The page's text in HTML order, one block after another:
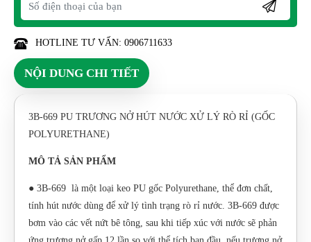
HOTLINE TƯ VẤN: 0906711633
NỘI DUNG CHI TIẾT
3B-669 PU TRƯƠNG NỞ HÚT NƯỚC XỬ LÝ RÒ RỈ (GỐC
POLYURETHANE)
MÔ TẢ SẢN PHẨM
● 3B-669 là một loại keo PU gốc Polyurethane, thể đơn chất,
tính hút nước dùng để xử lý tình trạng rò rỉ nước. 3B-669 được
bơm vào các vết nứt bê tông, sau khi tiếp xúc với nước sẽ phản